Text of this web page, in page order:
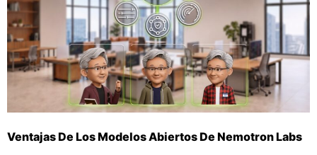
Ventajas De Los Modelos Abiertos De Nemotron Labs